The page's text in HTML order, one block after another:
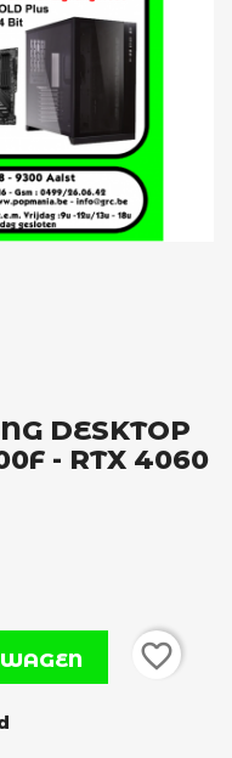
DESKTOP
- RTX 4060
favorite_border